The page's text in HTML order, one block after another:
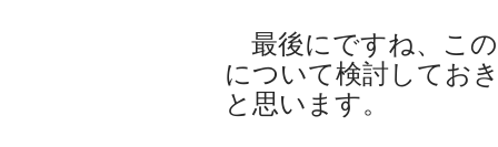
最後にですね、こ
について検討してお
と思います。